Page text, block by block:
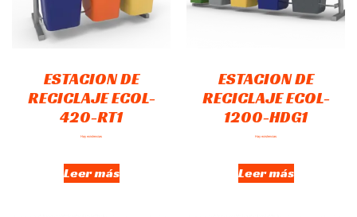
ESTACION DE
RECICLAJE ECOL-
420-RT1
Hay existencias
Leer más
ESTACION DE
RECICLAJE ECOL-
1200-HDG1
Hay existencias
Leer más